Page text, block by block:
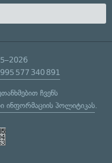
577 340 891
ჩვენს
ინფორმაციის პოლიტიკას.